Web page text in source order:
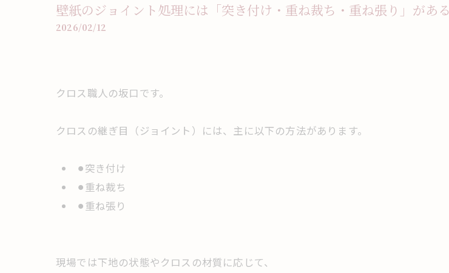
壁紙のジョイント処理には「突き付け・重ね裁ち・重ね張り」がある
2026/02/12
クロス職人の坂口です。
クロスの継ぎ目（ジョイント）には、主に以下の方法があります。
⚫︎突き付け
⚫︎重ね裁ち
⚫︎重ね張り
現場では下地の状態やクロスの材質に応じて、